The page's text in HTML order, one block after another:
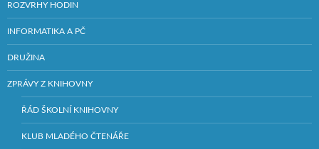
ROZVRHY HODIN
INFORMATIKA A PČ
DRUŽINA
ZPRÁVY Z KNIHOVNY
ŘÁD ŠKOLNÍ KNIHOVNY
KLUB MLADÉHO ČTENÁŘE